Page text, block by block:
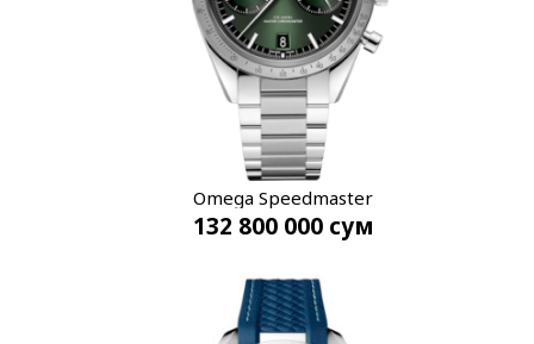
Omega Speedmaster
332.10.41.51.10.001
132 800 000 сум